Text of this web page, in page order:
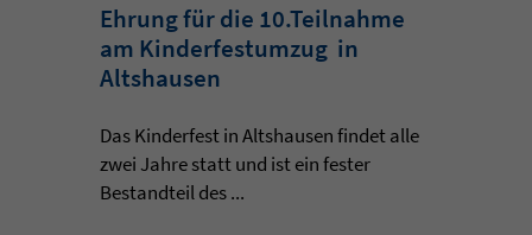
Ehrung für die 10.Teilnahme
am Kinderfestumzug in
Altshausen
Das Kinderfest in Altshausen findet alle
zwei Jahre statt und ist ein fester
Bestandteil des ...